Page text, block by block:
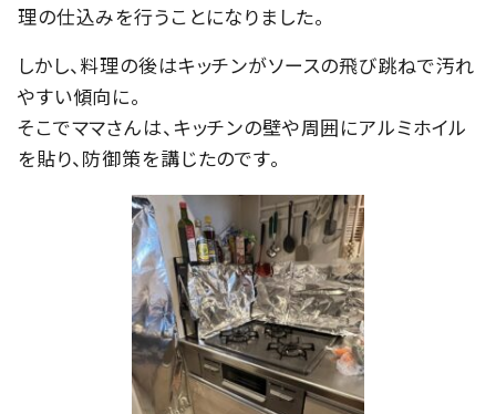
理の仕込みを行うことになりました。
しかし、料理の後はキッチンがソースの飛び跳ねで汚れ
やすい傾向に。
そこでママさんは、キッチンの壁や周囲にアルミホイル
を貼り、防御策を講じたのです。